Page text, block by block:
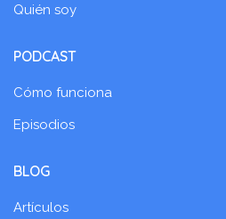
Quién soy
PODCAST
Cómo funciona
Episodios
BLOG
Artículos